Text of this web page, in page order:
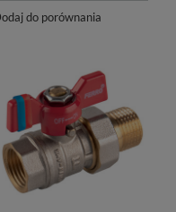
do porównania